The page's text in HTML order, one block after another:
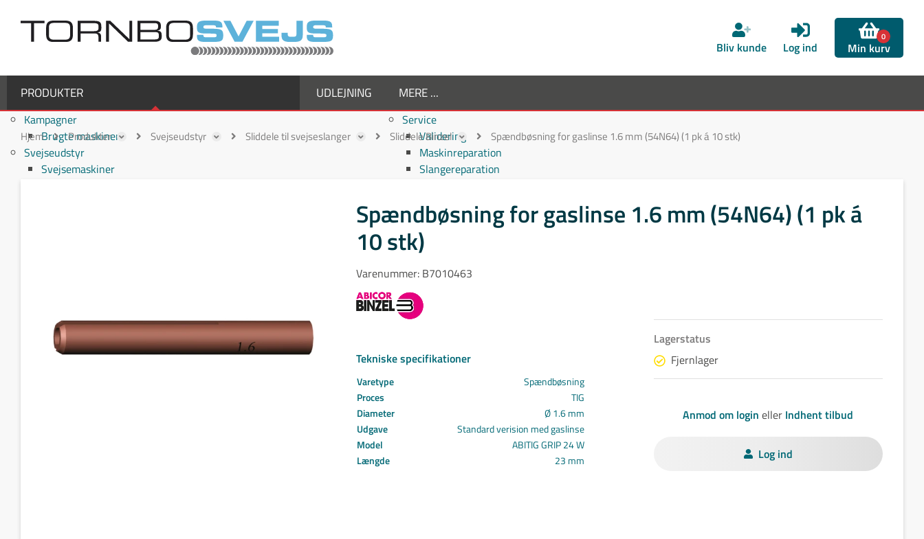
Bliv kunde Log ind
0
Min kurv
PRODUKTER
Kampagner
Brugte maskiner
Svejseudstyr
Svejsemaskiner
Fronius MIG/MAG svejseslanger
Fronius TIG svejseslanger
Sliddele til svejseslanger
UDLEJNING MERE ...
Service
Validering
Maskinreparation
Slangereparation
Virksomheden
Supplier
Medarbejdere
Job hos TornboSvejs
Kvalitetspolitik
Nyheder hos TornboSvejs
Svejs projektet sammen
Mærker
Cepro
Hypertherm
Hjem Produkter Svejseudstyr Sliddele til svejseslanger Sliddele Binzel Spændbøsning for gaslinse 1.6 mm (54N64) (1 pk á 10 stk)
Spændbøsning for gaslinse 1.6 mm (54N64) (1 pk á
10 stk)
Varenummer: B7010463
Tekniske specifikationer
Varetype
Spændbøsning
Proces
TIG
Diameter
Ø 1.6 mm
Udgave
Standard verision med gaslinse
Model
ABITIG GRIP 24 W
Længde
23 mm
Lagerstatus
Fjernlager
Anmod om login eller Indhent tilbud
Log ind